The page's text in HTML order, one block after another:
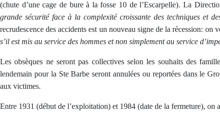
(chute d’une cage de bure à la fosse 10 de l’Escarpelle). La
grande sécurité face à la complexité croissante des techniques et
recrudescence des accidents est un nouveau signe de la récession:
s’il est mis au service des hommes et non simplement au service
Les obsèques ne seront pas collectives selon les souhaits des
lendemain pour la Ste Barbe seront annulées ou reportées dans le
aux victimes.
Entre 1931 (début de l’exploitation) et 1984 (date de la fermeture),